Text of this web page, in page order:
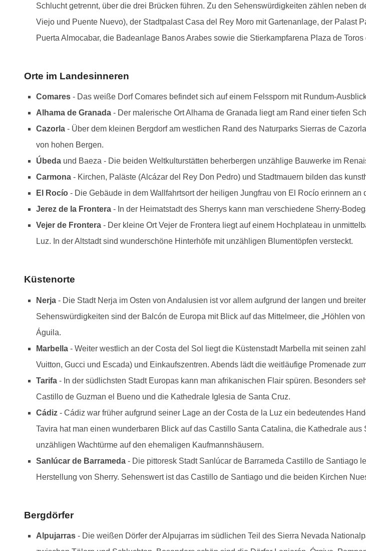
Schlucht getrennt, über die drei Brücken führen. Zu den Sehenswürdigkeiten zählen neben
Viejo und Puente Nuevo), der Stadtpalast Casa del Rey Moro mit Gartenanlage, der Palast
Puerta Almocabar, die Badeanlage Banos Arabes sowie die Stierkampfarena Plaza de Toros
Orte im Landesinneren
Comares - Das weiße Dorf Comares befindet sich auf einem Felssporn mit Rundum-
Alhama de Granada - Der malerische Ort Alhama de Granada liegt am Rand einer tiefen
Cazorla - Über dem kleinen Bergdorf am westlichen Rand des Naturparks Sierras de
von hohen Bergen.
Úbeda und Baeza - Die beiden Weltkulturstätten beherbergen unzählige Bauwerke im
Carmona - Kirchen, Paläste (Alcázar del Rey Don Pedro) und Stadtmauern bilden das
El Rocío - Die Gebäude in dem Wallfahrtsort der heiligen Jungfrau von El Rocío erinnern an
Jerez de la Frontera - In der Heimatstadt des Sherrys kann man verschiedene Sherry-
Vejer de Frontera - Der kleine Ort Vejer de Frontera liegt auf einem Hochplateau in
Luz. In der Altstadt sind wunderschöne Hinterhöfe mit unzähligen Blumentöpfen versteckt.
Küstenorte
Nerja - Die Stadt Nerja im Osten von Andalusien ist vor allem aufgrund der langen und
Sehenswürdigkeiten sind der Balcón de Europa mit Blick auf das Mittelmeer, die „Höhlen
Águila.
Marbella - Weiter westlich an der Costa del Sol liegt die Küstenstadt Marbella mit seinen
Vuitton, Gucci und Escada) und Einkaufszentren. Abends lädt die weitläufige Promenade
Tarifa - In der südlichsten Stadt Europas kann man afrikanischen Flair spüren. Besonders
Castillo de Guzman el Bueno und die Kathedrale Iglesia de Santa Cruz.
Cádiz - Cádiz war früher aufgrund seiner Lage an der Costa de la Luz ein bedeutendes
Tavira hat man einen wunderbaren Blick auf das Castillo Santa Catalina, die Kathedrale
unzähligen Wachtürme auf den ehemaligen Kaufmannshäusern.
Sanlúcar de Barrameda - Die pittoresk Stadt Sanlúcar de Barrameda Castillo de Santiago
Herstellung von Sherry. Sehenswert ist das Castillo de Santiago und die beiden Kirchen
Bergdörfer
Alpujarras - Die weißen Dörfer der Alpujarras im südlichen Teil des Sierra Nevada